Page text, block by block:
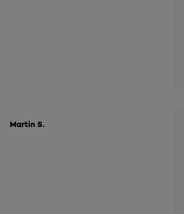
Martin S.